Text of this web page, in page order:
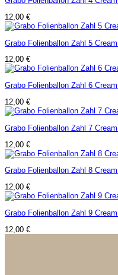
12,00 €
Grabo Folienballon Zahl 5
12,00 €
Grabo Folienballon Zahl 6
12,00 €
Grabo Folienballon Zahl 7
12,00 €
Grabo Folienballon Zahl 8
12,00 €
Grabo Folienballon Zahl 9
12,00 €